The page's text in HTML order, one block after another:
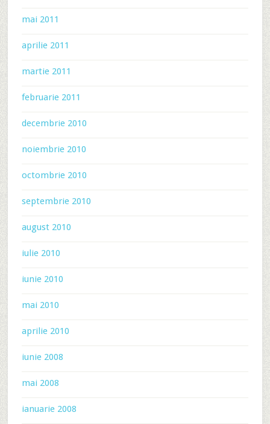
mai 2011
aprilie 2011
martie 2011
februarie 2011
decembrie 2010
noiembrie 2010
octombrie 2010
septembrie 2010
august 2010
iulie 2010
iunie 2010
mai 2010
aprilie 2010
iunie 2008
mai 2008
ianuarie 2008